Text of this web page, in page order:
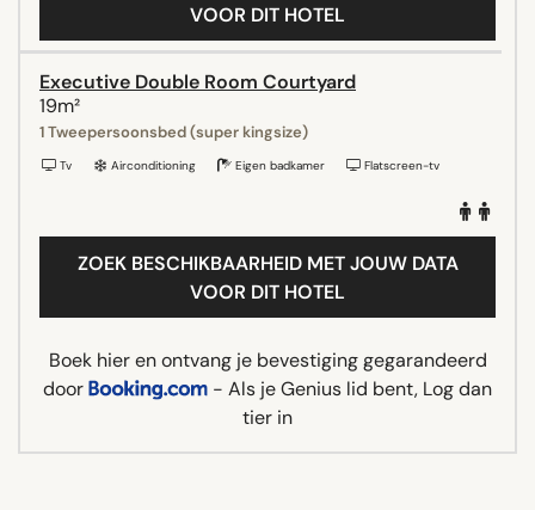
VOOR DIT HOTEL
Executive Double Room Courtyard
19m²
1 Tweepersoonsbed (super kingsize)
Tv Airconditioning Eigen badkamer Flatscreen-tv
ZOEK BESCHIKBAARHEID MET JOUW DATA
VOOR DIT HOTEL
Boek hier en ontvang je bevestiging gegarandeerd
door
- Als je Genius lid bent, Log dan
tier in